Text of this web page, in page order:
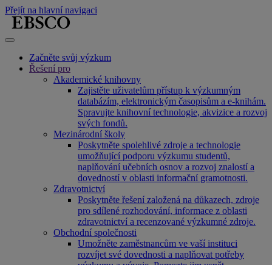
Přejít na hlavní navigaci
Začněte svůj výzkum
Řešení pro
Akademické knihovny
Zajistěte uživatelům přístup k výzkumným
databázím, elektronickým časopisům a e-knihám.
Spravujte knihovní technologie, akvizice a rozvoj
svých fondů.
Mezinárodní školy
Poskytněte spolehlivé zdroje a technologie
umožňující podporu výzkumu studentů,
naplňování učebních osnov a rozvoj znalostí a
dovedností v oblasti informační gramotnosti.
Zdravotnictví
Poskytněte řešení založená na důkazech, zdroje
pro sdílené rozhodování, informace z oblasti
zdravotnictví a recenzované výzkumné zdroje.
Obchodní společnosti
Umožněte zaměstnancům ve vaší instituci
rozvíjet své dovednosti a naplňovat potřeby